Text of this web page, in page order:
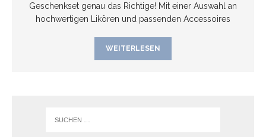
Geschenkset genau das Richtige! Mit einer Auswahl an
hochwertigen Likören und passenden Accessoires
WEITERLESEN